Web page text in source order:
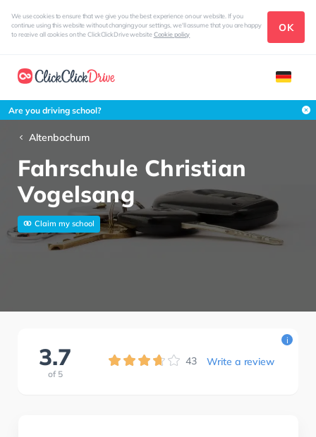
We use cookies to ensure that we give you the best experience on our website. If you
continue using this website without changing your settings, we'll assume that you are happy
to receive all cookies on the ClickClickDrive websiteCookie policy
OK
Are you driving school?
Altenbochum
Fahrschule Christian
Vogelsang
Claim my school
3.7
of 5
43 Write a review
i